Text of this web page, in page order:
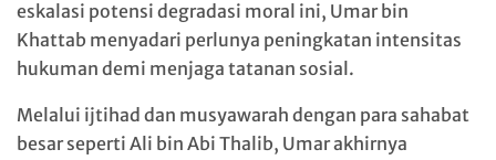
eskalasi potensi degradasi moral ini, Umar bin
Khattab menyadari perlunya peningkatan intensitas
hukuman demi menjaga tatanan sosial.
Melalui ijtihad dan musyawarah dengan para sahabat
besar seperti Ali bin Abi Thalib, Umar akhirnya